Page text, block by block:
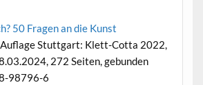
50 Fragen an die Kunst
Stuttgart: Klett-Cotta 2022,
272 Seiten, gebunden
98796-6